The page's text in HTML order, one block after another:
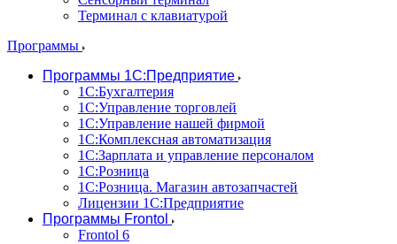
Терминал с клавиатурой
Программы
Программы 1С:Предприятие
1С:Бухгалтерия
1С:Управление торговлей
1С:Управление нашей фирмой
1С:Комплексная автоматизация
1С:Зарплата и управление персоналом
1С:Розница
1С:Розница. Магазин автозапчастей
Лицензии 1С:Предприятие
Программы Frontol
Frontol 6